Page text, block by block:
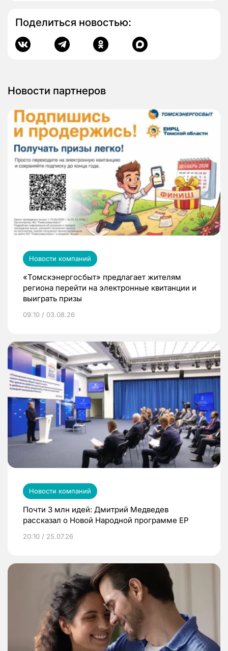
Поделиться новостью:
Новости партнеров
Новости компаний
«Томскэнергосбыт» предлагает жителям
региона перейти на электронные квитанции и
выиграть призы
09:10 / 03.08.26
Новости компаний
Почти 3 млн идей: Дмитрий Медведев
рассказал о Новой Народной программе ЕР
20:10 / 25.07.26